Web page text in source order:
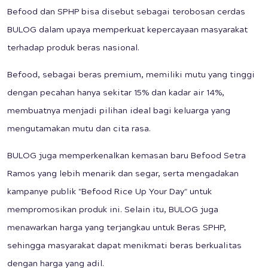
Befood dan SPHP bisa disebut sebagai terobosan cerdas
BULOG dalam upaya memperkuat kepercayaan masyarakat
terhadap produk beras nasional.
Befood, sebagai beras premium, memiliki mutu yang tinggi
dengan pecahan hanya sekitar 15% dan kadar air 14%,
membuatnya menjadi pilihan ideal bagi keluarga yang
mengutamakan mutu dan cita rasa.
BULOG juga memperkenalkan kemasan baru Befood Setra
Ramos yang lebih menarik dan segar, serta mengadakan
kampanye publik "Befood Rice Up Your Day" untuk
mempromosikan produk ini. Selain itu, BULOG juga
menawarkan harga yang terjangkau untuk Beras SPHP,
sehingga masyarakat dapat menikmati beras berkualitas
dengan harga yang adil.